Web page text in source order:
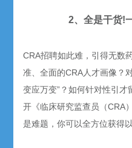
2、全是干货!
CRA招聘如此难，引得无数
准、全面的CRA人才画像？
变应万变”？如何针对性引
开《临床研究监查员（CRA
是难题，你可以全方位获得